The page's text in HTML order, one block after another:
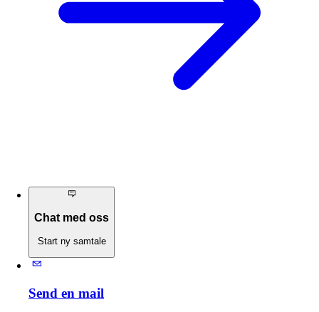
Chat med oss
Start ny samtale
Send en mail